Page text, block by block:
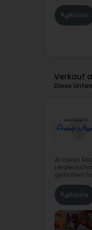
Route
Verkauf
Diese
Arcanjo
geholfen
Route